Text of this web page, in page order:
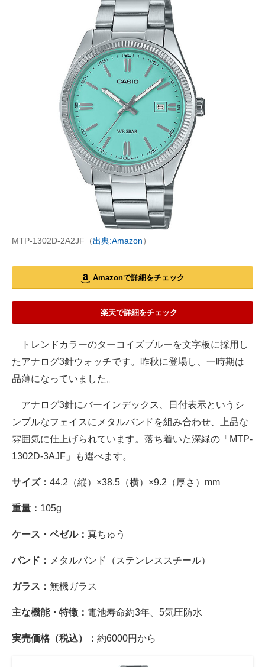
MTP-1302D-2A2JF（出典:Amazon）
Amazonで詳細をチェック
楽天で詳細をチェック
トレンドカラーのターコイズブルーを文字板に採用し
たアナログ3針ウォッチです。昨秋に登場し、一時期は
品薄になっていました。
アナログ3針にバーインデックス、日付表示というシ
ンプルなフェイスにメタルバンドを組み合わせ、上品な
雰囲気に仕上げられています。落ち着いた深緑の「MTP-
1302D-3AJF」も選べます。
サイズ： 44.2（縦）×38.5（横）×9.2（厚さ）mm
重量： 105g
ケース・ベゼル： 真ちゅう
バンド： メタルバンド（ステンレススチール）
ガラス： 無機ガラス
主な機能・特徴： 電池寿命約3年、5気圧防水
実売価格（税込）： 約6000円から